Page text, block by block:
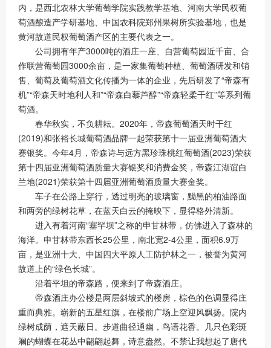
内，是西北农林大学葡萄学院实践教学基地、河南大学民权葡
萄酒酿造产学研基地、中国农科院郑州果树所实验基地，也是
黄河故道民权葡萄酒产区的主要代表之一。
公司拥有年产3000吨的酒庄一座、自营葡萄园近千亩、合
作联营葡萄园3000余亩，是一家集葡萄种植、葡萄酒研发和销
售、葡萄及葡萄酒文化传播为一体的企业，先后研发了“帝森有
机”“帝森天时地利人和”“帝森白藜芦醇”“帝森轻柔干红”等系列葡
萄酒。
春华秋实，不负耕耘。2020年，帝森葡萄酒天时干红
(2019)和张裕长城葡萄酒品牌一起荣获第十一届亚洲葡萄酒大
赛银奖。今年4月，帝森诗与远方黑珍珠桃红葡萄酒(2023)荣获
第十四届亚洲葡萄酒质量大赛银奖和消费金奖，帝森江湖谊白
兰地(2021)荣获第十四届亚洲葡萄酒质量大赛金奖。
车子在公路上穿行，透过明亮的玻璃窗，黝黑的柏油路面
和两旁的绿树花草，在蓝天白云的掩映下，显得格外清新。
进入有着河南“塞罕坝”之称的申甘林带，仿佛进入了森林的
海洋。申甘林带东西长25公里，南北宽2-4公里，面积6.9万
亩，是亚洲十大、中国四大平原人工防护林之一，被誉为黄河
故道上的“绿色长城”。
沿着平坦的帝森路，便来到了帝森酒庄。
帝森酒庄办公楼是两层斜坡式的楼房，棕色的色调显得庄
重而典雅。崭新的五星红旗，在楼前广场上空迎风飘扬。院内
绿树成荫，遮天蔽日。步道曲径通幽，鸟语花香。几只色彩斑
斓的蝴蝶在花丛中翩翩起舞，诗意盎然。不禁让我想起了唐代